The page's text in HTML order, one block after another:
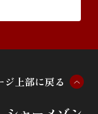
ジ 上部に戻る